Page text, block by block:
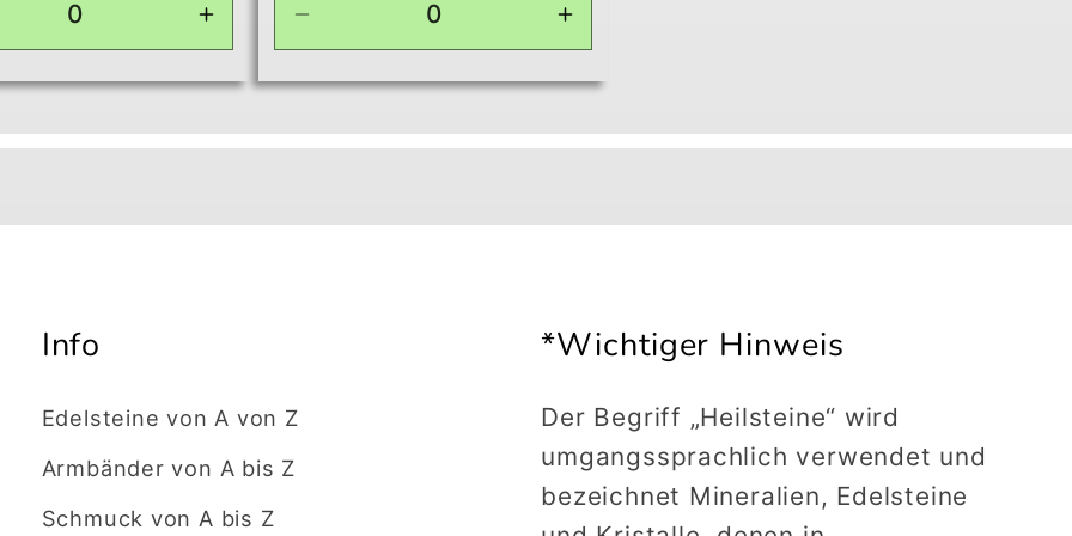
Erhöhe
die
Menge
Default
Verringere
die
Menge
Default
Erhöhe
die
Menge
Default
Info
Edelsteine von A von Z
Armbänder von A bis Z
Schmuck von A bis Z
*Wichtiger Hinweis
Der Begriff „Heilsteine“ wird
umgangssprachlich verwendet und
bezeichnet Mineralien, Edelsteine